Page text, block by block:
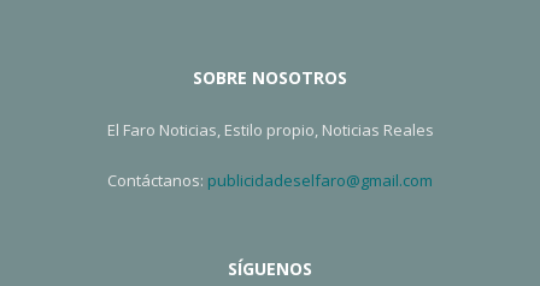
SOBRE NOSOTROS
El Faro Noticias, Estilo propio, Noticias Reales
Contáctanos: publicidadeselfaro@gmail.com
SÍGUENOS